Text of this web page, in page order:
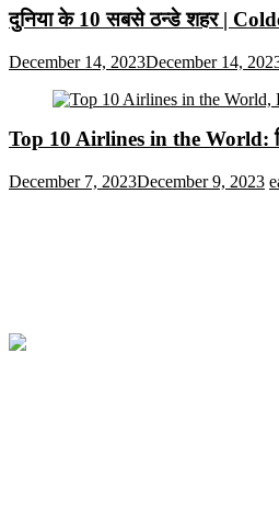
दुनिया के 10 सबसे ठन्डे शहर |
December 14, 2023December 14,
Top 10 Airlines in the World:
December 7, 2023December 9, 2023